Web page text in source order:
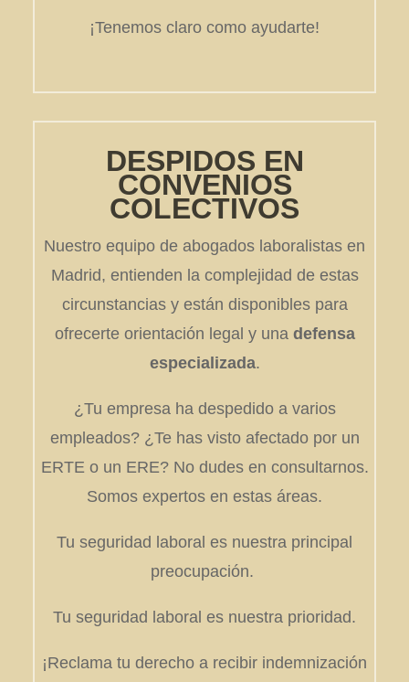
¡Tenemos claro como ayudarte!
DESPIDOS EN
CONVENIOS
COLECTIVOS
Nuestro equipo de abogados laboralistas en
Madrid, entienden la complejidad de estas
circunstancias y están disponibles para
ofrecerte orientación legal y una defensa
especializada.
¿Tu empresa ha despedido a varios
empleados? ¿Te has visto afectado por un
ERTE o un ERE? No dudes en consultarnos.
Somos expertos en estas áreas.
Tu seguridad laboral es nuestra principal
preocupación.
Tu seguridad laboral es nuestra prioridad.
¡Reclama tu derecho a recibir indemnización